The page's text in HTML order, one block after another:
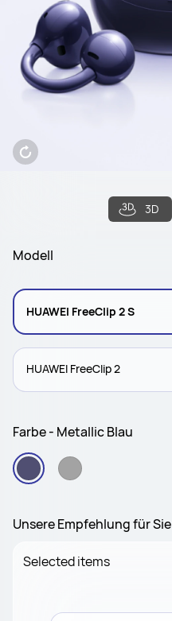
3D
Modell
HUAWEI FreeClip 2 S
HUAWEI FreeClip 2
Farbe - Metallic Blau
Unsere Empfehlung für Sie
Selected items